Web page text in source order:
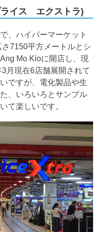
イス エクストラ)
、ハイパーマーケット
7150平方メートルとシ
Mo Kioに開店し、現
月現在6店舗展開されて
ですが、電化製品や生
、いろいろとサンプル
て楽しいです。